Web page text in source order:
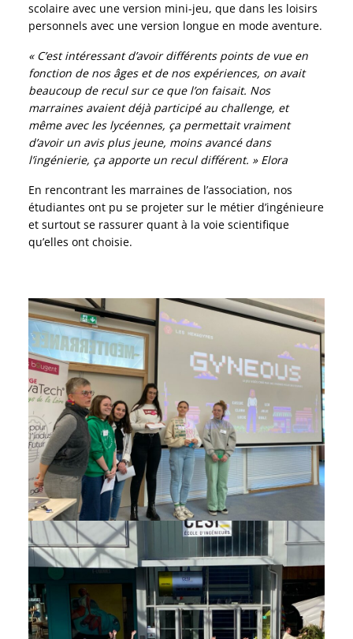
scolaire avec une version mini-jeu, que dans les loisirs
personnels avec une version longue en mode aventure.
« C’est intéressant d’avoir différents points de vue en
fonction de nos âges et de nos expériences, on avait
beaucoup de recul sur ce que l’on faisait. Nos
marraines avaient déjà participé au challenge, et
même avec les lycéennes, ça permettait vraiment
d’avoir un avis plus jeune, moins avancé dans
l’ingénierie, ça apporte un recul différent. » Elora
En rencontrant les marraines de l’association, nos
étudiantes ont pu se projeter sur le métier d’ingénieure
et surtout se rassurer quant à la voie scientifique
qu’elles ont choisie.